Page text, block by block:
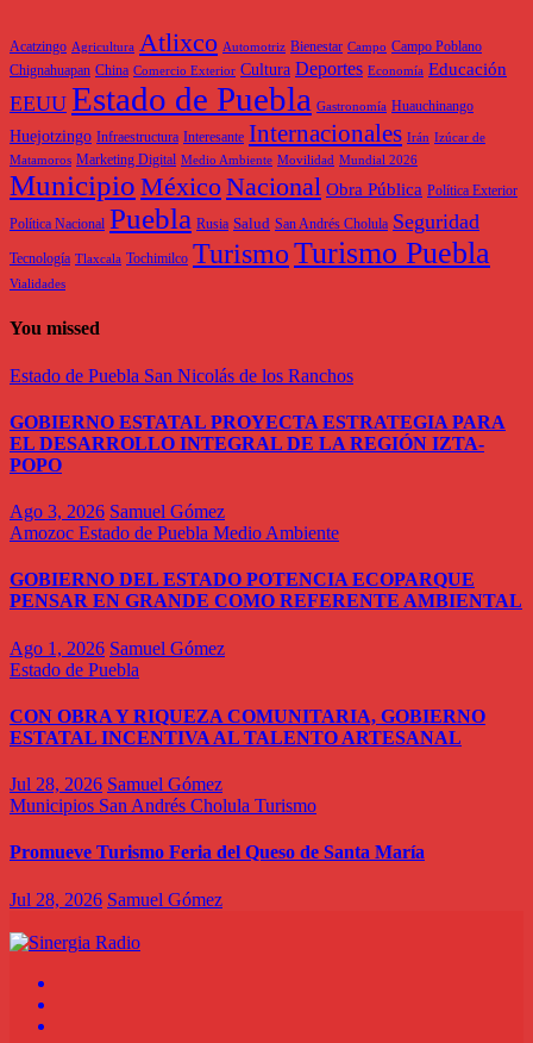
Acatzingo Agricultura Atlixco Automotriz Bienestar Campo Campo Poblano
Chignahuapan China Comercio Exterior Cultura Deportes Economía Educación
EEUU Estado de Puebla Gastronomía Huauchinango
Huejotzingo Infraestructura Interesante Internacionales Irán Izúcar de
Matamoros Marketing Digital Medio Ambiente Movilidad Mundial 2026
Municipio MéxicoNacional Obra Pública Política Exterior
Política Nacional Puebla Rusia Salud San Andrés Cholula Seguridad
Tecnología Tlaxcala Tochimilco TurismoTurismo Puebla
Vialidades
You missed
Estado de Puebla San Nicolás de los Ranchos
GOBIERNO ESTATAL PROYECTA ESTRATEGIA PARA
EL DESARROLLO INTEGRAL DE LA REGIÓN IZTA-
POPO
Ago 3, 2026 Samuel Gómez
Amozoc Estado de Puebla Medio Ambiente
GOBIERNO DEL ESTADO POTENCIA ECOPARQUE
PENSAR EN GRANDE COMO REFERENTE AMBIENTAL
Ago 1, 2026 Samuel Gómez
Estado de Puebla
CON OBRA Y RIQUEZA COMUNITARIA, GOBIERNO
ESTATAL INCENTIVA AL TALENTO ARTESANAL
Jul 28, 2026 Samuel Gómez
Municipios San Andrés Cholula Turismo
Promueve Turismo Feria del Queso de Santa María
Jul 28, 2026 Samuel Gómez